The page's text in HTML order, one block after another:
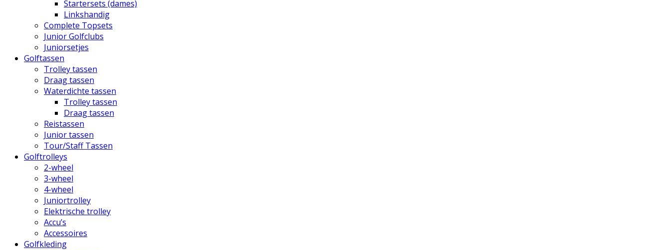
Startersets (dames)
Linkshandig
Complete Topsets
Junior Golfclubs
Juniorsetjes
Golftassen
Trolley tassen
Draag tassen
Waterdichte tassen
Trolley tassen
Draag tassen
Reistassen
Junior tassen
Tour/Staff Tassen
Golftrolleys
2-wheel
3-wheel
4-wheel
Juniortrolley
Elektrische trolley
Accu’s
Accessoires
Golfkleding